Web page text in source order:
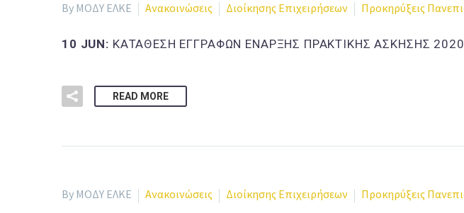
By ΜΟΔΥ ΕΛΚΕ Ανακοινώσεις Διοίκησης Επιχειρήσεων Προκηρύξεις
10 JUN: ΚΑΤΑΘΕΣΗ ΕΓΓΡΑΦΩΝ ΕΝΑΡΞΗΣ ΠΡΑΚΤΙΚΗΣ ΑΣΚΗΣΗΣ 2020
READ MORE
By ΜΟΔΥ ΕΛΚΕ Ανακοινώσεις Διοίκησης Επιχειρήσεων Προκηρύξεις